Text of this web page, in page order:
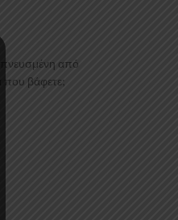
από
που βάφετε;